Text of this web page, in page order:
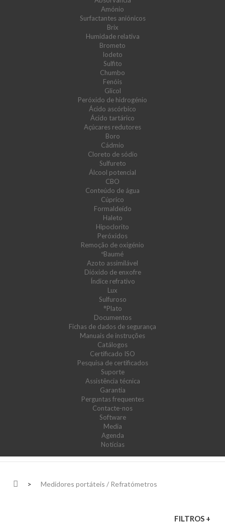
Amónio
Surfactantes aniónicos
Brix
Humidade relativa
Brometo
Iodeto
Sulfito
Chumbo
Fenóis
Glicol
Peróxido de hidrogénio
Ácido ascórbico
Ácido tartárico
Açúcares redutores
Boro
Cádmio
Cloreto de sódio
Sulfureto
Álcool potencial
CBO
Conteúdo de água
Cúprico
Formaldeído
Haleto
Hipoclorito
Peróxidos
Remoção de oxigénio
ºBaumé
Azoto assimilável
Dióxido de enxofre
Índice refrativo
Lux
Sulfuroso
°Plato
Documentos
Fichas de dados de segurança
Manuais de instruções
Catálogos
Certificado ISO
Pesquisa de certificados
Suporte
Assistência técnica
Garantia
Perguntas frequentes
Contacte-nos
Software
Media
Agenda
Notícias
> Medidores portáteis / Refratómetros
FILTROS +